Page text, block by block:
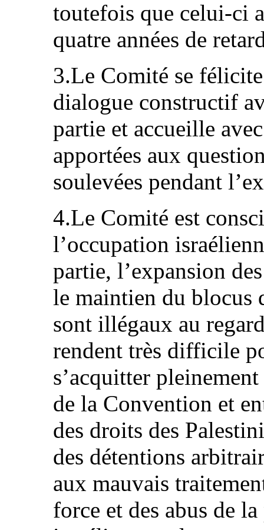
toutefois que celui-ci
quatre années de
3.Le Comité se
dialogue constructif
partie et accueille
apportées aux
soulevées pendant
4.Le Comité est
l’occupation
partie, l’expansion
le maintien du blocus
sont illégaux au
rendent très difficile
s’acquitter
de la Convention et
des droits des
des détentions
aux mauvais
force et des abus de